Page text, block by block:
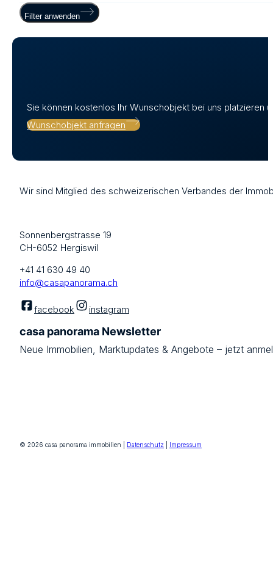
Filter anwenden
Sie können kostenlos Ihr Wunschobjekt bei uns platzieren
Wunschobjekt anfragen
Wir sind Mitglied des schweizerischen Verbandes der
Sonnenbergstrasse 19
CH-6052 Hergiswil
+41 41 630 49 40
info@casapanorama.ch
facebook instagram
casa panorama Newsletter
Neue Immobilien, Marktupdates & Angebote – jetzt
© 2026 casa panorama immobilien | Datenschutz Impressum